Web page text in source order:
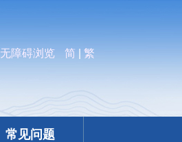
无障碍浏览 简 繁
常见问题